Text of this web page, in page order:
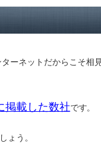
ーネットだからこそ相
掲載した数社です。
ょう。